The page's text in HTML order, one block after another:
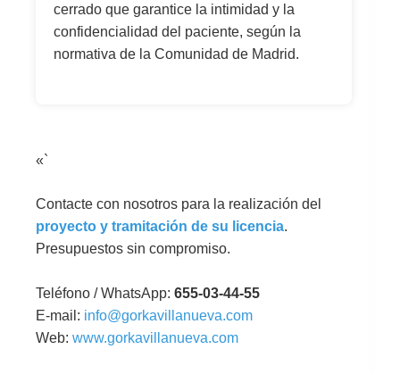
cerrado que garantice la intimidad y la
confidencialidad del paciente, según la
normativa de la Comunidad de Madrid.
«`
Contacte con nosotros para la realización del
proyecto y tramitación de su licencia.
Presupuestos sin compromiso.
Teléfono / WhatsApp: 655-03-44-55
E-mail: info@gorkavillanueva.com
Web: www.gorkavillanueva.com